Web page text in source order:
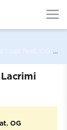
Lacrimi
OG